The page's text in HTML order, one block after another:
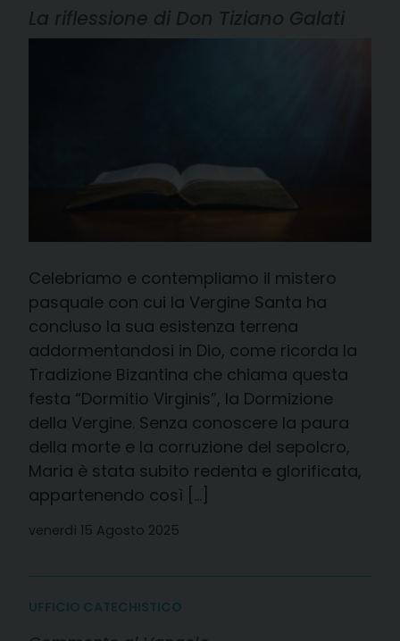
La riflessione di Don Tiziano Galati
Celebriamo e contempliamo il mistero
pasquale con cui la Vergine Santa ha
concluso la sua esistenza terrena
addormentandosi in Dio, come ricorda la
Tradizione Bizantina che chiama questa
festa “Dormitio Virginis”, la Dormizione
della Vergine. Senza conoscere la paura
della morte e la corruzione del sepolcro,
Maria è stata subito redenta e glorificata,
appartenendo così […]
venerdì 15 Agosto 2025
UFFICIO CATECHISTICO